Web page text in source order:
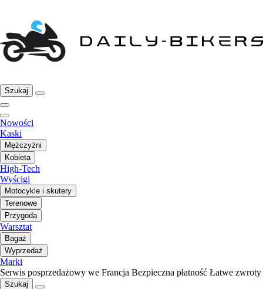
Szukaj
Nowości
Kaski
Mężczyźni
Kobieta
High-Tech
Wyścigi
Motocykle i skutery
Terenowe
Przygoda
Warsztat
Bagaż
Wyprzedaż
Marki
Serwis posprzedażowy we Francja Bezpieczna płatność Łatwe zwroty
Szukaj